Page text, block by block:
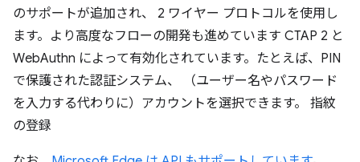
のサポートが追加され、 2 ワイヤー プロトコルを使用し
ます。より高度なフローの開発も進めています CTAP 2 と
WebAuthn によって有効化されています。たとえば、PIN
で保護された認証システム、 （ユーザー名やパスワード
を入力する代わりに）アカウントを選択できます。 指紋
の登録